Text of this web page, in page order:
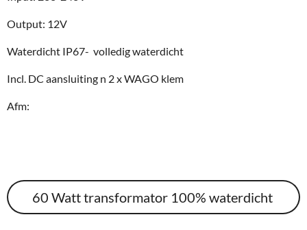
Output: 12V
Waterdicht IP67- volledig waterdicht
Incl. DC aansluiting n 2 x WAGO klem
Afm:
60 Watt transformator 100% waterdicht